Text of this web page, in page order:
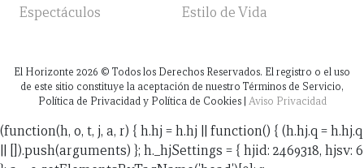
Espectáculos
Estilo de Vida
El Horizonte 2026 © Todos los Derechos Reservados. El registro o el uso
de este sitio constituye la aceptación de nuestro Términos de Servicio,
Política de Privacidad y Política de Cookies | Aviso Privacidad
(function(h, o, t, j, a, r) { h.hj = h.hj || function() { (h.hj.q = h.hj.q
|| []).push(arguments) }; h._hjSettings = { hjid: 2469318, hjsv: 6